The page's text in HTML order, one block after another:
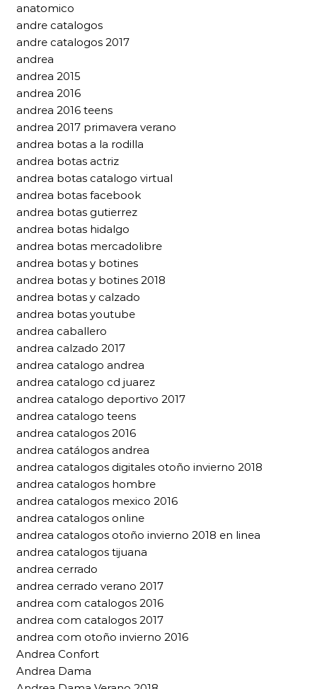
anatomico
andre catalogos
andre catalogos 2017
andrea
andrea 2015
andrea 2016
andrea 2016 teens
andrea 2017 primavera verano
andrea botas a la rodilla
andrea botas actriz
andrea botas catalogo virtual
andrea botas facebook
andrea botas gutierrez
andrea botas hidalgo
andrea botas mercadolibre
andrea botas y botines
andrea botas y botines 2018
andrea botas y calzado
andrea botas youtube
andrea caballero
andrea calzado 2017
andrea catalogo andrea
andrea catalogo cd juarez
andrea catalogo deportivo 2017
andrea catalogo teens
andrea catalogos 2016
andrea catálogos andrea
andrea catalogos digitales otoño invierno 2018
andrea catalogos hombre
andrea catalogos mexico 2016
andrea catalogos online
andrea catalogos otoño invierno 2018 en linea
andrea catalogos tijuana
andrea cerrado
andrea cerrado verano 2017
andrea com catalogos 2016
andrea com catalogos 2017
andrea com otoño invierno 2016
Andrea Confort
Andrea Dama